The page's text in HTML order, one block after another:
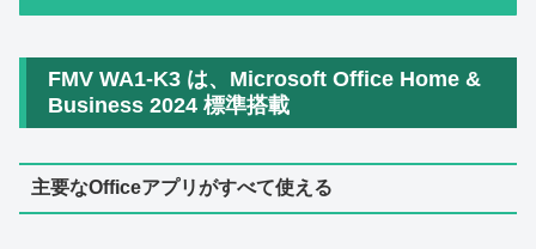
FMV WA1‑K3 は、Microsoft Office Home &
Business 2024 標準搭載
主要なOfficeアプリがすべて使える